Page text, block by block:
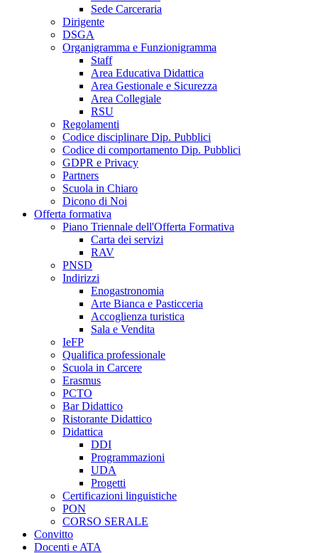
Sede Carceraria
Dirigente
DSGA
Organigramma e Funzionigramma
Staff
Area Educativa Didattica
Area Gestionale e Sicurezza
Area Collegiale
RSU
Regolamenti
Codice disciplinare Dip. Pubblici
Codice di comportamento Dip. Pubblici
GDPR e Privacy
Partners
Scuola in Chiaro
Dicono di Noi
Offerta formativa
Piano Triennale dell'Offerta Formativa
Carta dei servizi
RAV
PNSD
Indirizzi
Enogastronomia
Arte Bianca e Pasticceria
Accoglienza turistica
Sala e Vendita
IeFP
Qualifica professionale
Scuola in Carcere
Erasmus
PCTO
Bar Didattico
Ristorante Didattico
Didattica
DDI
Programmazioni
UDA
Progetti
Certificazioni linguistiche
PON
CORSO SERALE
Convitto
Docenti e ATA